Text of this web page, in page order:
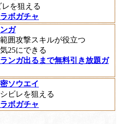
レを狙える
ボガチャ
ガ
範囲攻撃スキルが役立つ
25にできる
ンガ出るまで無料引き放題ガ
ソウエイ
ビレを狙える
ボガチャ